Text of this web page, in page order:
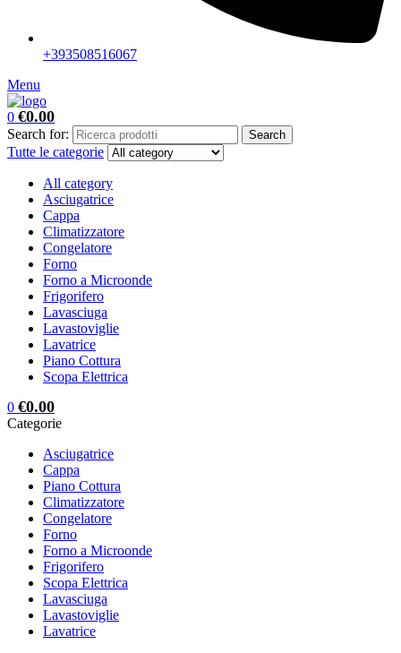
+393508516067
Menu
0 €0.00
Search for: Search
Tutte le categorie
All category
Asciugatrice
Cappa
Climatizzatore
Congelatore
Forno
Forno a Microonde
Frigorifero
Lavasciuga
Lavastoviglie
Lavatrice
Piano Cottura
Scopa Elettrica
0 €0.00
Categorie
Asciugatrice
Cappa
Piano Cottura
Climatizzatore
Congelatore
Forno
Forno a Microonde
Frigorifero
Scopa Elettrica
Lavasciuga
Lavastoviglie
Lavatrice